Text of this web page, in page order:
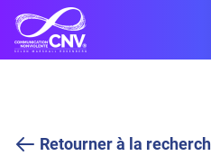
Retourner à la